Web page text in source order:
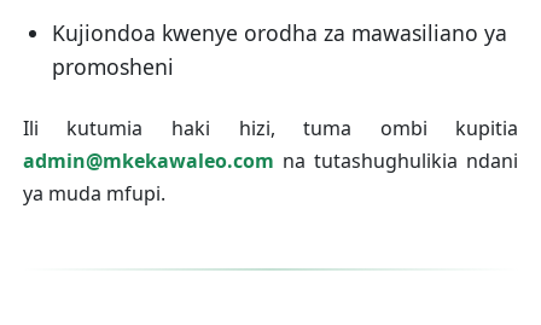
Kujiondoa kwenye orodha za mawasiliano ya
promosheni
Ili kutumia haki hizi, tuma ombi kupitia
admin@mkekawaleo.com na tutashughulikia ndani
ya muda mfupi.